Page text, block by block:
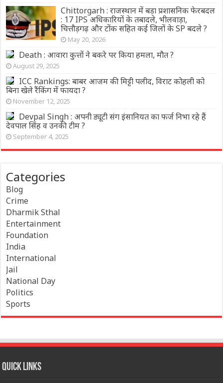
Chittorgarh : राजस्थान में बड़ा प्रशासनिक फेरबदल
: 17 IPS अधिकारियों के तबादले, भीलवाड़ा,
चित्तौड़गढ़ और टोंक सहित कई जिलों के SP बदले ?
May 20, 2026
Death : आवारा कुत्तों ने बकरे पर किया हमला, मौत ?
August 29, 2025
ICC Rankings: बाबर आजम की मिट्टी पलीद, विराट कोहली को
बिना खेले रैंकिंग में फायदा ?
November 12, 2025
Devpal Singh : अपनी ड्यूटी संग इंसानियत का फर्ज निभा रहे हैं
देवपाल सिंह व उनकी टीम ?
September 4, 2025
Categories
Blog
Crime
Dharmik Sthal
Entertainment
Foundation
India
International
Jail
National Day
Politics
Sports
Quick Links